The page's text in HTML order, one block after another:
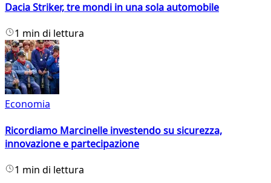
Dacia Striker, tre mondi in una sola automobile
1 min di lettura
Economia
Ricordiamo Marcinelle investendo su sicurezza,
innovazione e partecipazione
1 min di lettura